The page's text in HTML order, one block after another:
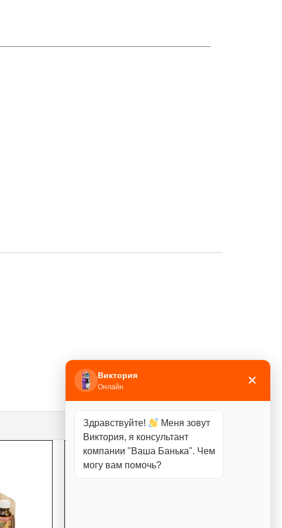
Виктория
Онлайн ×
Здравствуйте!
Меня зовут
Виктория, я консультант
компании "Ваша Банька". Чем
могу вам помочь?